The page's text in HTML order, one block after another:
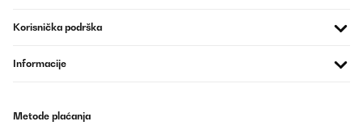
Korisnička podrška
Informacije
Metode plaćanja